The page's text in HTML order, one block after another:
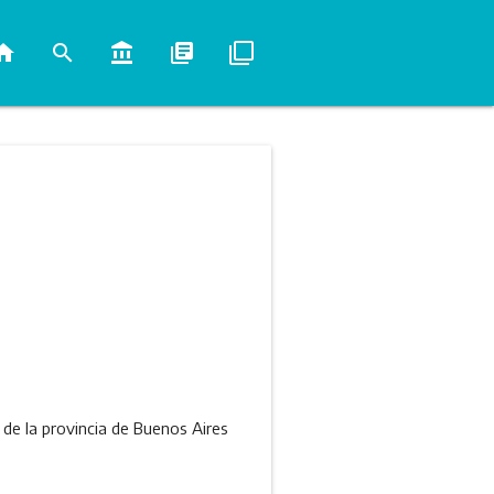
search account_balance library_books filter_none
la provincia de Buenos Aires